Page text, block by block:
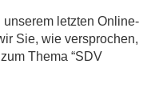
letzten Online-
Sie, wie versprochen,
Thema “SDV